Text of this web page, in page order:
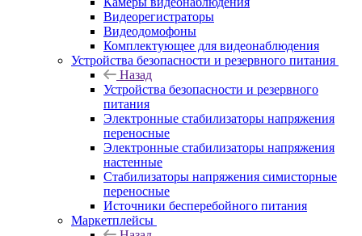
Видеорегистраторы
Видеодомофоны
Комплектующее для видеонаблюдения
Устройства безопасности и резервного питания
Назад
Устройства безопасности и резервного
питания
Электронные стабилизаторы напряжения
переносные
Электронные стабилизаторы напряжения
настенные
Стабилизаторы напряжения симисторные
переносные
Источники бесперебойного питания
Маркетплейсы